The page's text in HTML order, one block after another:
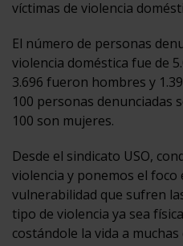
víctimas de violencia
El número de personas
violencia doméstica fue de
3.696 fueron hombres y
100 personas denunciadas
100 son mujeres.
Desde el sindicato USO,
violencia y ponemos el foco
vulnerabilidad que sufren
tipo de violencia ya sea
costándole la vida a